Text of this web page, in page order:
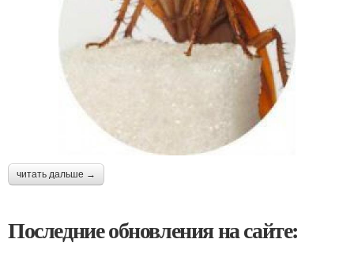
читать дальше →
Последние обновления на сайте: